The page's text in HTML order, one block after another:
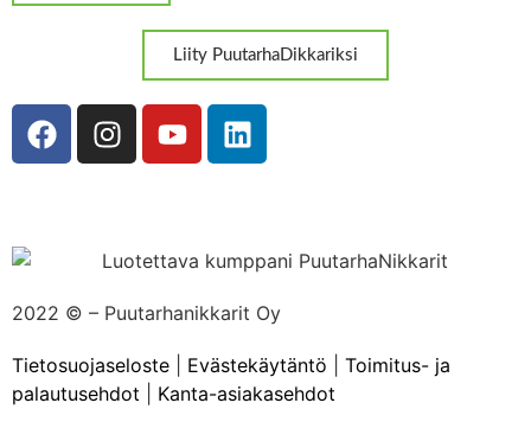
Liity PuutarhaDikkariksi
2022 © – Puutarhanikkarit Oy
Tietosuojaseloste Evästekäytäntö
Toimitus- ja
palautusehdot
Kanta-asiakasehdot